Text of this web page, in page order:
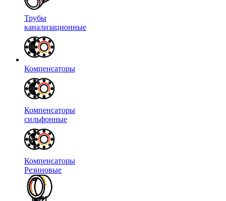
Трубы
канализационные
Компенсаторы
Компенсаторы
сильфонные
Компенсаторы
Резиновые